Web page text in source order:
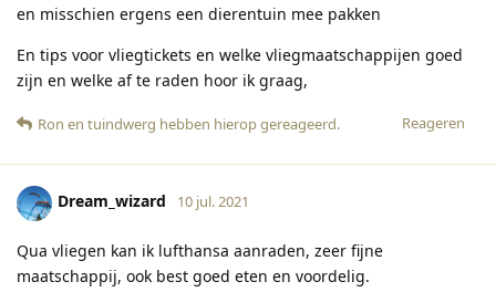
en misschien ergens een dierentuin mee pakken
En tips voor vliegtickets en welke vliegmaatschappijen goed
zijn en welke af te raden hoor ik graag,
Reageren
Ron en tuindwerg hebben hierop gereageerd.
Dream_wizard 10 jul. 2021
Qua vliegen kan ik lufthansa aanraden, zeer fijne
maatschappij, ook best goed eten en voordelig.